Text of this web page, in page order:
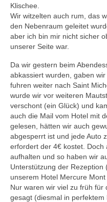
Klischee.
Wir witzelten auch rum, das
den Nebenraum geleitet
aber ich bin mir nicht sicher
unserer Seite war.
Da wir gestern beim
abkassiert wurden, gaben
fuhren weiter nach Saint
wurde wir vor weiteren
verschont (ein Glück) und
auch die Mail vom Hotel mit
gelesen, hätten wir auch
abgesperrt ist und jede Auto
erfordert der 4€ kostet. Doch
aufhalten und so haben wir
Unterstützung der
unserem Hotel Mercure Mont
Nur waren wir viel zu früh für
gesagt (diesmal in